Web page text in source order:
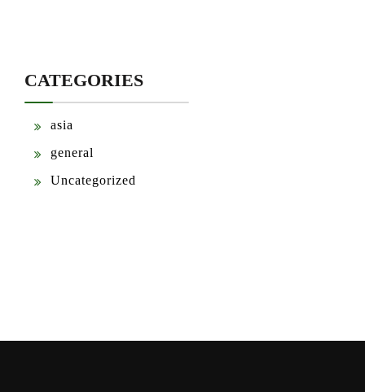
CATEGORIES
asia
general
Uncategorized